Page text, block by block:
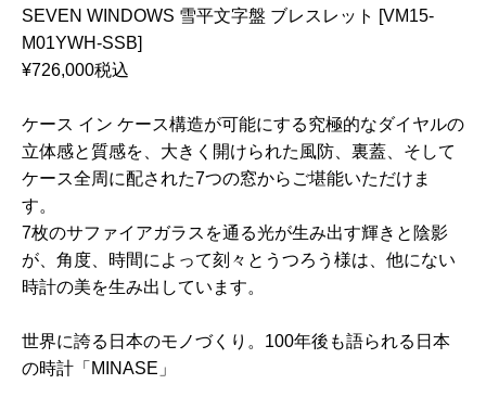
SEVEN WINDOWS 雪平文字盤 ブレスレット [VM15-
M01YWH-SSB]
¥726,000税込
ケース イン ケース構造が可能にする究極的なダイヤルの
立体感と質感を、大きく開けられた風防、裏蓋、そして
ケース全周に配された7つの窓からご堪能いただけま
す。
7枚のサファイアガラスを通る光が生み出す輝きと陰影
が、角度、時間によって刻々とうつろう様は、他にない
時計の美を生み出しています。
世界に誇る日本のモノづくり。100年後も語られる日本
の時計「MINASE」